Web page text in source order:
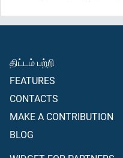
திட்டம் பற்றி
FEATURES
CONTACTS
MAKE A CONTRIBUTION
BLOG